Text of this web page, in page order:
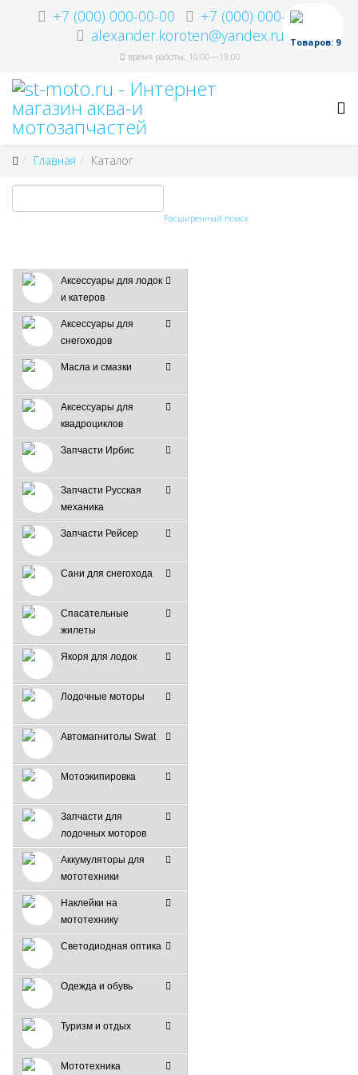
+7 (000) 000-00-00
+7 (000) 000-00-00
alexander.koroten@yandex.ru
время работы: 10:00—19:00
Товаров: 9
Главная Каталог
Расширенный поиск
Аксессуары для лодок
и катеров
Аксессуары для
снегоходов
Масла и смазки
Аксессуары для
квадроциклов
Запчасти Ирбис
Запчасти Русская
механика
Запчасти Рейсер
Сани для снегохода
Спасательные
жилеты
Якоря для лодок
Лодочные моторы
Автомагнитолы Swat
Мотоэкипировка
Запчасти для
лодочных моторов
Аккумуляторы для
мототехники
Наклейки на
мототехнику
Светодиодная оптика
Одежда и обувь
Туризм и отдых
Мототехника